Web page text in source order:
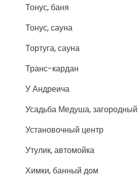
Тонус, баня
Тонус, сауна
Тортуга, сауна
Транс-кардан
У Андреича
Усадьба Медуша, загородный
Установочный центр
Утулик, автомойка
Химки, банный дом